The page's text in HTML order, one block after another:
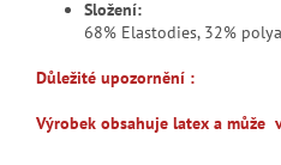
Složení:
68% Elastodies, 32%
Důležité upozornění :
Výrobek obsahuje latex a může